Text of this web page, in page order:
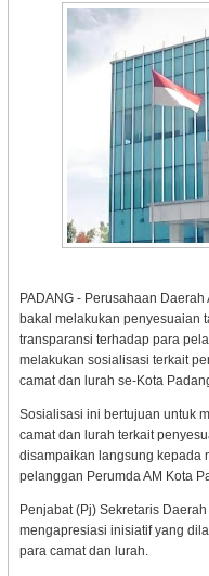
PADANG - Perusahaan
bakal melakukan penyesuaian
transparansi terhadap para
melakukan sosialisasi terkait
camat dan lurah se-Kota
Sosialisasi ini bertujuan untuk
camat dan lurah terkait
disampaikan langsung kepada
pelanggan Perumda AM Kota
Penjabat (Pj) Sekretaris
mengapresiasi inisiatif yang
para camat dan lurah.